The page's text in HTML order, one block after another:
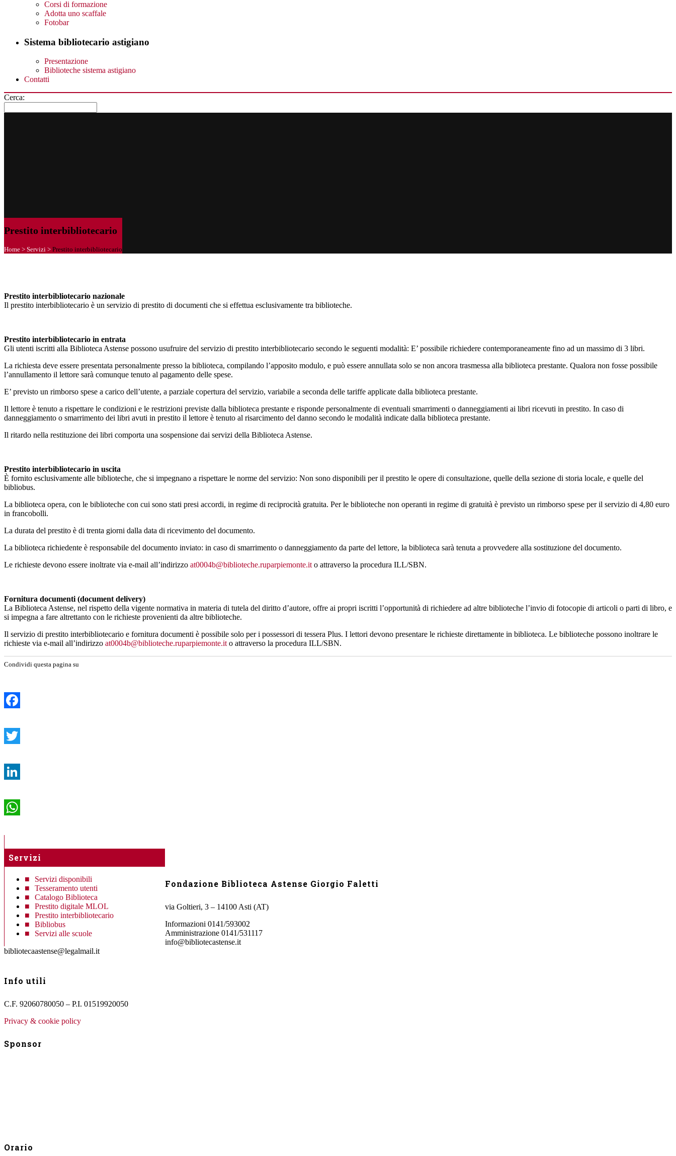
Corsi di formazione
Adotta uno scaffale
Fotobar
Sistema bibliotecario astigiano
Presentazione
Biblioteche sistema astigiano
Contatti
Cerca:
Prestito interbibliotecario
Home > Servizi > Prestito interbibliotecario
Prestito interbibliotecario nazionale
Il prestito interbibliotecario è un servizio di prestito di documenti che si effettua esclusivamente tra biblioteche.
Prestito interbibliotecario in entrata
Gli utenti iscritti alla Biblioteca Astense possono usufruire del servizio di prestito interbibliotecario secondo le seguenti modalità: E’ possibile richiedere contemporaneamente fino ad un massimo di 3 libri.
La richiesta deve essere presentata personalmente presso la biblioteca, compilando l’apposito modulo, e può essere annullata solo se non ancora trasmessa alla biblioteca prestante. Qualora non fosse possibile
l’annullamento il lettore sarà comunque tenuto al pagamento delle spese.
E’ previsto un rimborso spese a carico dell’utente, a parziale copertura del servizio, variabile a seconda delle tariffe applicate dalla biblioteca prestante.
Il lettore è tenuto a rispettare le condizioni e le restrizioni previste dalla biblioteca prestante e risponde personalmente di eventuali smarrimenti o danneggiamenti ai libri ricevuti in prestito. In caso di
danneggiamento o smarrimento dei libri avuti in prestito il lettore è tenuto al risarcimento del danno secondo le modalità indicate dalla biblioteca prestante.
Il ritardo nella restituzione dei libri comporta una sospensione dai servizi della Biblioteca Astense.
Prestito interbibliotecario in uscita
È fornito esclusivamente alle biblioteche, che si impegnano a rispettare le norme del servizio: Non sono disponibili per il prestito le opere di consultazione, quelle della sezione di storia locale, e quelle del
bibliobus.
La biblioteca opera, con le biblioteche con cui sono stati presi accordi, in regime di reciprocità gratuita. Per le biblioteche non operanti in regime di gratuità è previsto un rimborso spese per il servizio di 4,80 euro
in francobolli.
La durata del prestito è di trenta giorni dalla data di ricevimento del documento.
La biblioteca richiedente è responsabile del documento inviato: in caso di smarrimento o danneggiamento da parte del lettore, la biblioteca sarà tenuta a provvedere alla sostituzione del documento.
Le richieste devono essere inoltrate via e-mail all’indirizzo at0004b@biblioteche.ruparpiemonte.ito attraverso la procedura ILL/SBN.
Fornitura documenti (document delivery)
La Biblioteca Astense, nel rispetto della vigente normativa in materia di tutela del diritto d’autore, offre ai propri iscritti l’opportunità di richiedere ad altre biblioteche l’invio di fotocopie di articoli o parti di libro, e
si impegna a fare altrettanto con le richieste provenienti da altre biblioteche.
Il servizio di prestito interbibliotecario e fornitura documenti è possibile solo per i possessori di tessera Plus. I lettori devono presentare le richieste direttamente in biblioteca. Le biblioteche possono inoltrare le
richieste via e-mail all’indirizzo at0004b@biblioteche.ruparpiemonte.ito attraverso la procedura ILL/SBN.
Condividi questa pagina su
Servizi
Servizi disponibili
Tesseramento utenti
Catalogo Biblioteca
Prestito digitale MLOL
Prestito interbibliotecario
Bibliobus
Servizi alle scuole
Fondazione Biblioteca Astense Giorgio Faletti
via Goltieri, 3 – 14100 Asti (AT)
Informazioni 0141/593002
Amministrazione 0141/531117
info@bibliotecastense.it
bibliotecaastense@legalmail.it
Info utili
C.F. 92060780050 – P.I. 01519920050
Privacy & cookie policy
Sponsor
Orario